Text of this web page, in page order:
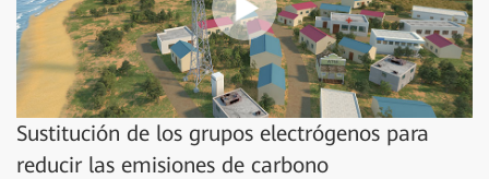
Play
Video
Sustitución de los grupos electrógenos para
reducir las emisiones de carbono